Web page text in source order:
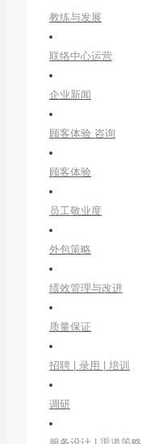
教练与发展
联络中心运营
企业新闻
顾客体验 咨询
顾客体验
员工敬业度
外包策略
绩效管理与改进
质量保证
招聘 | 录用 | 培训
调研